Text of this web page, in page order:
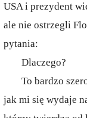
USA i prezydent
ale nie ostrzegli
pytania:
Dlaczego?
To bardzo
jak mi się wydaje